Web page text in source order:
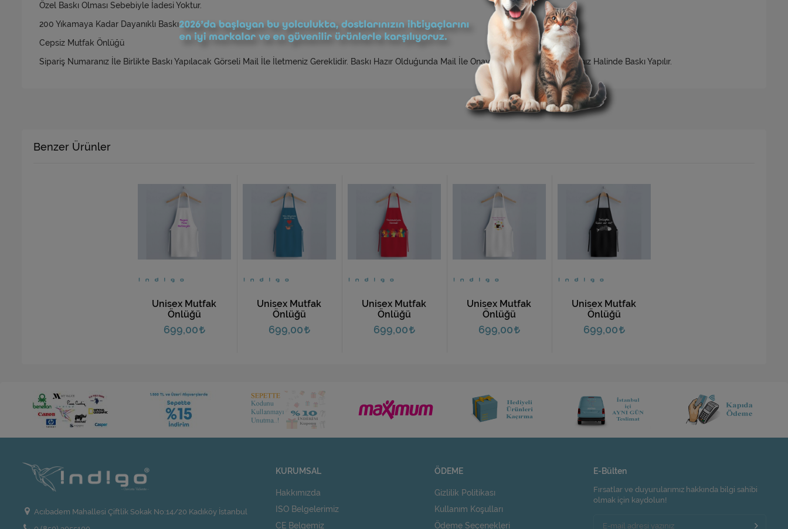
Özel Baskı Olması Sebebiyle İadesi Yoktur.
200 Yıkamaya Kadar Dayanıklı Baskı
Cepsiz Mutfak Önlüğü
Sipariş Numaranız İle Birlikte Baskı Yapılacak Görseli Mail İle İletmeniz Gereklidir. Baskı Hazır Olduğunda Mail İle Onayınıza Sunulur Onaylamanız Halinde Baskı Yapılır.
Benzer Ürünler
Unisex Mutfak
Önlüğü
699,00
Unisex Mutfak
Önlüğü
699,00
Unisex Mutfak
Önlüğü
699,00
Unisex Mutfak
Önlüğü
699,00
Unisex Mutfak
Önlüğü
699,00
Acıbadem Mahallesi Çiftlik Sokak No:14/20 Kadıköy İstanbul
E-Bülten
Fırsatlar ve duyurularımız hakkında bilgi sahibi
olmak için kaydolun!
KURUMSAL
Hakkımızda
ISO Belgelerimiz
CE Belgemiz
ÖDEME
Gizlilik Politikası
Kullanım Koşulları
Ödeme Seçenekleri